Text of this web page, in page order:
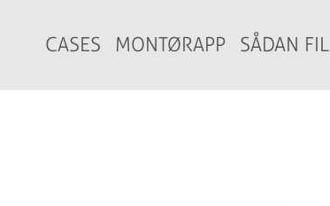
CASES MONTØRAPP SÅDAN